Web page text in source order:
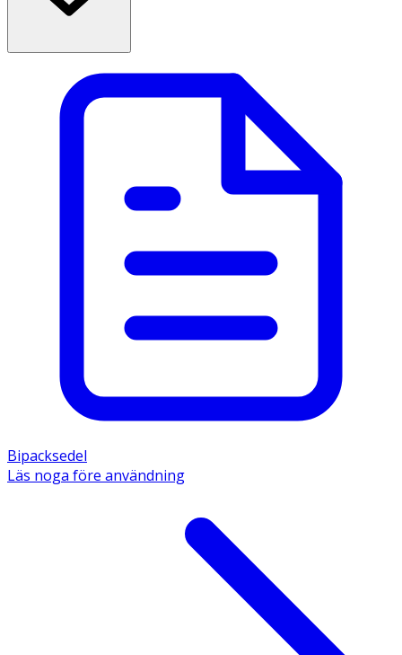
Bipacksedel
Läs noga före användning